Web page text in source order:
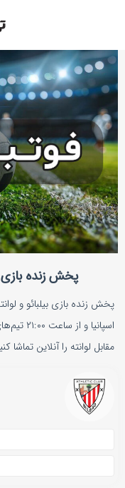
پخش زنده بازی
اسپانیا
مقابل لوانته را آنلاین تماشا